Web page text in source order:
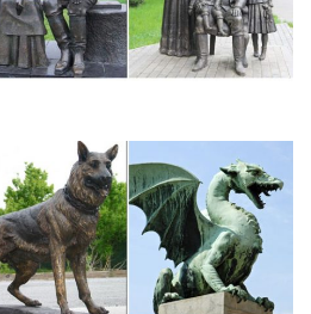
ценам.Виды оплат.
Интересная информация. Частые
Музыкальные
Спорт и отдых Животные
Другие.По всей России
Алатырь Батырево Вурнары
Посад Новочебоксарск…
купить в интернет магазине…